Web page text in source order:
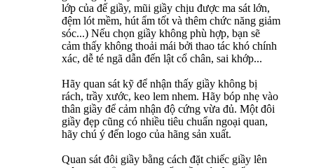
lớp của đế giầy, mũi giầy chịu được ma sát lớn,
đệm lót mềm, hút ẩm tốt và thêm chức năng giảm
sóc...) Nếu chọn giầy không phù hợp, bạn sẽ
cảm thấy không thoải mái bởi thao tác khó chính
xác, dễ té ngã dẫn đến lật cổ chân, sai khớp...
Hãy quan sát kỹ để nhận thấy giầy không bị
rách, trầy xước, keo lem nhem. Hãy bóp nhẹ vào
thân giầy để cảm nhận độ cứng vừa đủ. Một đôi
giầy đẹp cũng có nhiều tiêu chuẩn ngoại quan,
hãy chú ý đến logo của hãng sản xuất.
Quan sát đôi giầy bằng cách đặt chiếc giầy lên